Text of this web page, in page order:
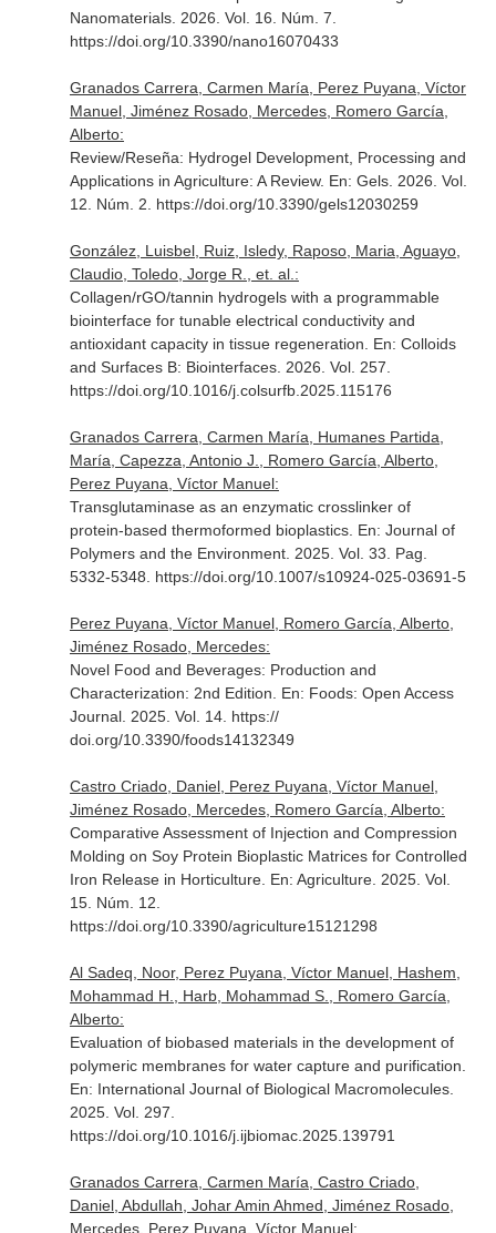
Nanomaterials. 2026. Vol. 16. Núm. 7.
https://doi.org/10.3390/nano16070433
Granados Carrera, Carmen María, Perez Puyana, Víctor
Manuel, Jiménez Rosado, Mercedes, Romero García,
Alberto:
Review/Reseña: Hydrogel Development, Processing and
Applications in Agriculture: A Review. En: Gels. 2026. Vol.
12. Núm. 2. https://doi.org/10.3390/gels12030259
González, Luisbel, Ruiz, Isledy, Raposo, Maria, Aguayo,
Claudio, Toledo, Jorge R., et. al.:
Collagen/rGO/tannin hydrogels with a programmable
biointerface for tunable electrical conductivity and
antioxidant capacity in tissue regeneration. En: Colloids
and Surfaces B: Biointerfaces. 2026. Vol. 257.
https://doi.org/10.1016/j.colsurfb.2025.115176
Granados Carrera, Carmen María, Humanes Partida,
María, Capezza, Antonio J., Romero García, Alberto,
Perez Puyana, Víctor Manuel:
Transglutaminase as an enzymatic crosslinker of
protein-based thermoformed bioplastics. En: Journal of
Polymers and the Environment. 2025. Vol. 33. Pag.
5332-5348. https://doi.org/10.1007/s10924-025-03691-5
Perez Puyana, Víctor Manuel, Romero García, Alberto,
Jiménez Rosado, Mercedes:
Novel Food and Beverages: Production and
Characterization: 2nd Edition. En: Foods: Open Access
Journal. 2025. Vol. 14. https://
doi.org/10.3390/foods14132349
Castro Criado, Daniel, Perez Puyana, Víctor Manuel,
Jiménez Rosado, Mercedes, Romero García, Alberto:
Comparative Assessment of Injection and Compression
Molding on Soy Protein Bioplastic Matrices for Controlled
Iron Release in Horticulture. En: Agriculture. 2025. Vol.
15. Núm. 12.
https://doi.org/10.3390/agriculture15121298
Al Sadeq, Noor, Perez Puyana, Víctor Manuel, Hashem,
Mohammad H., Harb, Mohammad S., Romero García,
Alberto:
Evaluation of biobased materials in the development of
polymeric membranes for water capture and purification.
En: International Journal of Biological Macromolecules.
2025. Vol. 297.
https://doi.org/10.1016/j.ijbiomac.2025.139791
Granados Carrera, Carmen María, Castro Criado,
Daniel, Abdullah, Johar Amin Ahmed, Jiménez Rosado,
Mercedes, Perez Puyana, Víctor Manuel: